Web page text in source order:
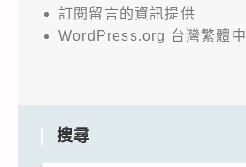
訂閱留言的資訊提供
WordPress.org 台灣繁體
搜尋